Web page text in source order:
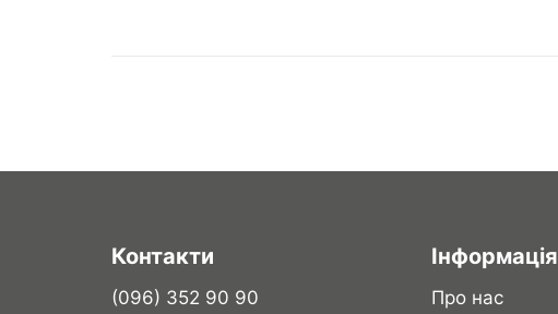
Контакти
(096) 352 90 90
Інформація
Про нас